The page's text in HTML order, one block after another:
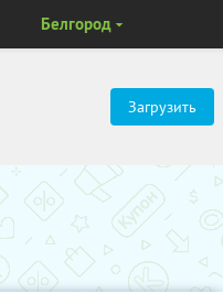
Загрузить
Белгород